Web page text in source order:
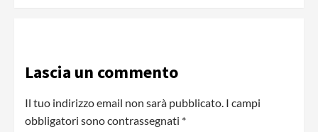
Lascia un commento
Il tuo indirizzo email non sarà pubblicato. I campi
obbligatori sono contrassegnati *